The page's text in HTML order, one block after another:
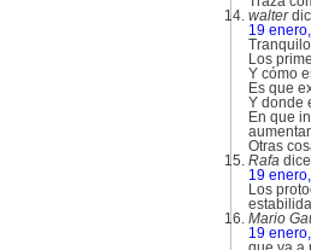
walter
19
Los
Y cómo
Es que
Y donde
En que
Otras
Rafa
19
Los
Mario
19